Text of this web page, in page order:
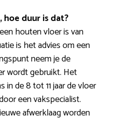
hoe duur is dat?
houten vloer is van
is het advies om een
neem je de
wordt gebruikt. Het
in de 8 tot 11 jaar de vloer
een vakspecialist.
afwerklaag worden